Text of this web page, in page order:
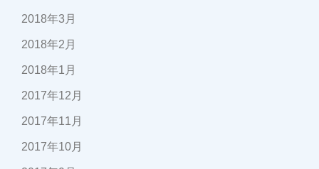
2018年3月
2018年2月
2018年1月
2017年12月
2017年11月
2017年10月